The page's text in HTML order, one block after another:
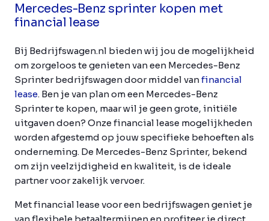
Mercedes-Benz sprinter kopen met
financial lease
Bij Bedrijfswagen.nl bieden wij jou de mogelijkheid
om zorgeloos te genieten van een Mercedes-Benz
Sprinter bedrijfswagen door middel vanfinancial
lease. Ben je van plan om een Mercedes-Benz
Sprinter te kopen, maar wil je geen grote, initiële
uitgaven doen? Onze financial lease mogelijkheden
worden afgestemd op jouw specifieke behoeften als
onderneming. De Mercedes-Benz Sprinter, bekend
om zijn veelzijdigheid en kwaliteit, is de ideale
partner voor zakelijk vervoer.
Met financial lease voor een bedrijfswagen geniet je
van flexibele betaaltermijnen en profiteer je direct